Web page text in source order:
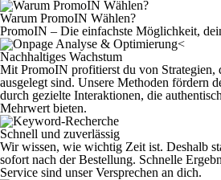
Warum PromoIN Wählen?
PromoIN – Die einfachste Möglichkeit,
Nachhaltiges Wachstum
Mit PromoIN profitierst du von Strategien,
ausgelegt sind. Unsere Methoden fördern
durch gezielte Interaktionen, die
Mehrwert bieten.
Schnell und zuverlässig
Wir wissen, wie wichtig Zeit ist. Deshalb
sofort nach der Bestellung. Schnelle
Service sind unser Versprechen an dich.